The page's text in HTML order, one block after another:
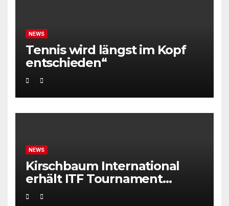
NEWS
Tennis wird längst im Kopf
entschieden“
NEWS
Kirschbaum International
erhält ITF Tournament
Recognition Award 2025